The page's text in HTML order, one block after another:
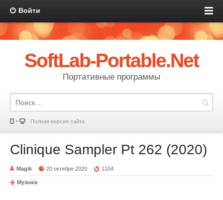
Войти
SoftLab-Portable.Net
Портативные программы
Полная версия сайта
Clinique Sampler Pt 262 (2020)
Magik 20 октября 2020 1104
Музыка